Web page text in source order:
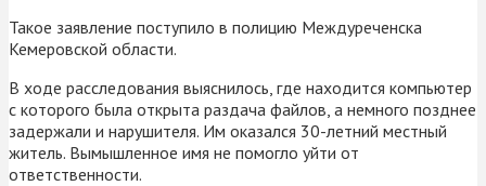
Такое заявление поступило в полицию Междуреченска
Кемеровской области.
В ходе расследования выяснилось, где находится компьютер
с которого была открыта раздача файлов, а немного позднее
задержали и нарушителя. Им оказался 30-летний местный
житель. Вымышленное имя не помогло уйти от
ответственности.